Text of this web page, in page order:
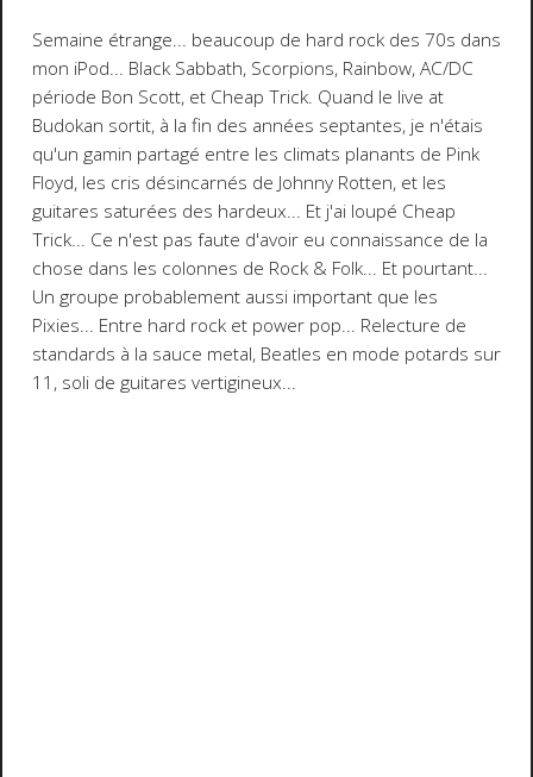
Semaine étrange... beaucoup de hard rock des 70s dans
mon iPod... Black Sabbath, Scorpions, Rainbow, AC/DC
période Bon Scott, et Cheap Trick. Quand le live at
Budokan sortit, à la fin des années septantes, je n'étais
qu'un gamin partagé entre les climats planants de Pink
Floyd, les cris désincarnés de Johnny Rotten, et les
guitares saturées des hardeux... Et j'ai loupé Cheap
Trick... Ce n'est pas faute d'avoir eu connaissance de la
chose dans les colonnes de Rock & Folk... Et pourtant...
Un groupe probablement aussi important que les
Pixies... Entre hard rock et power pop... Relecture de
standards à la sauce metal, Beatles en mode potards sur
11, soli de guitares vertigineux...